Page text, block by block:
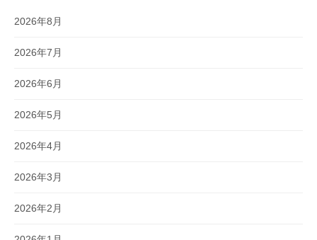
2026年8月
2026年7月
2026年6月
2026年5月
2026年4月
2026年3月
2026年2月